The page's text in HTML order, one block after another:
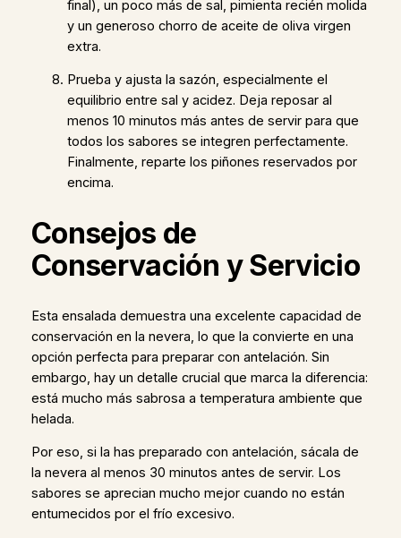
final), un poco más de sal, pimienta recién molida
y un generoso chorro de aceite de oliva virgen
extra.
Prueba y ajusta la sazón, especialmente el
equilibrio entre sal y acidez. Deja reposar al
menos 10 minutos más antes de servir para que
todos los sabores se integren perfectamente.
Finalmente, reparte los piñones reservados por
encima.
Consejos de
Conservación y Servicio
Esta ensalada demuestra una excelente capacidad de
conservación en la nevera, lo que la convierte en una
opción perfecta para preparar con antelación. Sin
embargo, hay un detalle crucial que marca la diferencia:
está mucho más sabrosa a temperatura ambiente que
helada.
Por eso, si la has preparado con antelación, sácala de
la nevera al menos 30 minutos antes de servir. Los
sabores se aprecian mucho mejor cuando no están
entumecidos por el frío excesivo.